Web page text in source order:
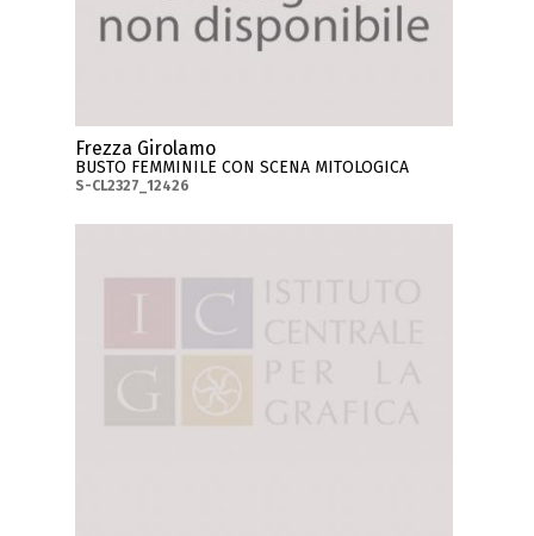
Frezza Girolamo
BUSTO FEMMINILE CON SCENA MITOLOGICA
S-CL2327_12426